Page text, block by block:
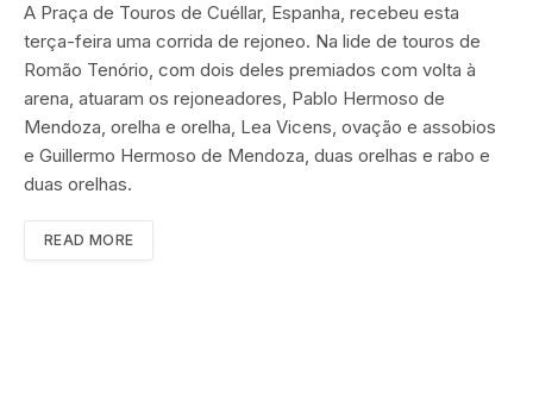
A Praça de Touros de Cuéllar, Espanha, recebeu esta
terça-feira uma corrida de rejoneo. Na lide de touros de
Romão Tenório, com dois deles premiados com volta à
arena, atuaram os rejoneadores, Pablo Hermoso de
Mendoza, orelha e orelha, Lea Vicens, ovação e assobios
e Guillermo Hermoso de Mendoza, duas orelhas e rabo e
duas orelhas.
READ MORE